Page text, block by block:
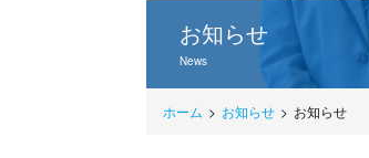
お知らせ
News
ホーム お知らせ お知らせ